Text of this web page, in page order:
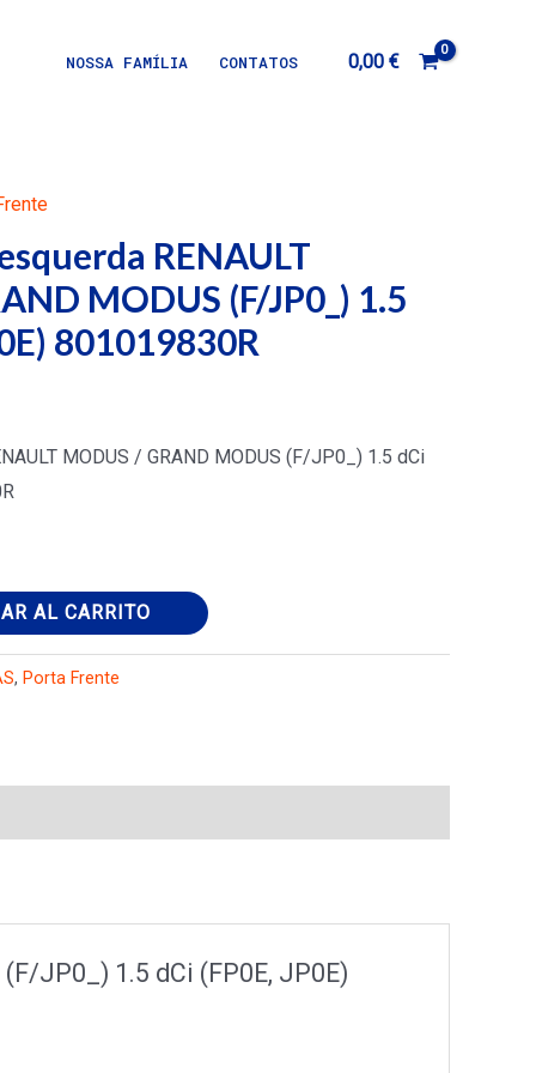
NOSSA FAMÍLIA CONTATOS 0,00 €
RENAULT
MODUS (F/JP0_) 1.5
801019830R
MODUS / GRAND MODUS (F/JP0_) 1.5 dCi
AL CARRITO
, Porta Frente
JP0_) 1.5 dCi (FP0E, JP0E)